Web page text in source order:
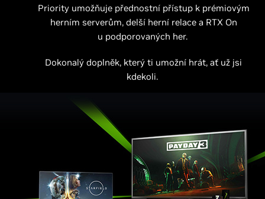
Priority umožňuje přednostní přístup k prémiovým
herním serverům, delší herní relace a RTX On
u podporovaných her.
Dokonalý doplněk, který ti umožní hrát, ať už jsi
kdekoli.